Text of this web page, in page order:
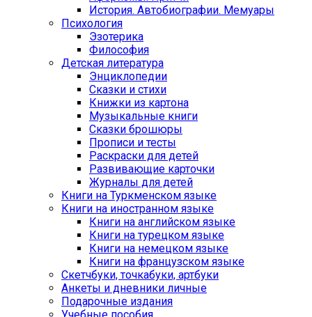
История. Автобиографии. Мемуары
Психология
Эзотерика
Философия
Детская литература
Энциклопедии
Сказки и стихи
Книжки из картона
Музыкальные книги
Сказки брошюры
Прописи и тесты
Раскраски для детей
Развивающие карточки
Журналы для детей
Книги на Туркменском языке
Книги на иностранном языке
Книги на английском языке
Книги на турецком языке
Книги на немецком языке
Книги на французском языке
Cкетчбуки, точкабуки, артбуки
Анкеты и дневники личные
Подарочные издания